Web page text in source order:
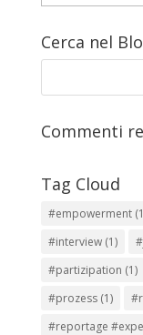
articoli
Cerca nel
Commenti
Tag Cloud
#empowerment
#interview(1)
#partizipation (1)
#prozess(1)
#reportage